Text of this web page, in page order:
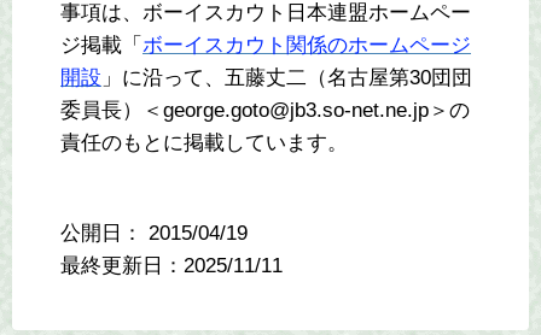
事項は、ボーイスカウト日本連盟ホームペー
ジ掲載「 ボーイスカウト関係のホームページ
開設 」に沿って、五藤丈二（名古屋第30団団
委員長）＜george.goto@jb3.so-net.ne.jp＞の
責任のもとに掲載しています。
公開日： 2015/04/19
最終更新日：2025/11/11